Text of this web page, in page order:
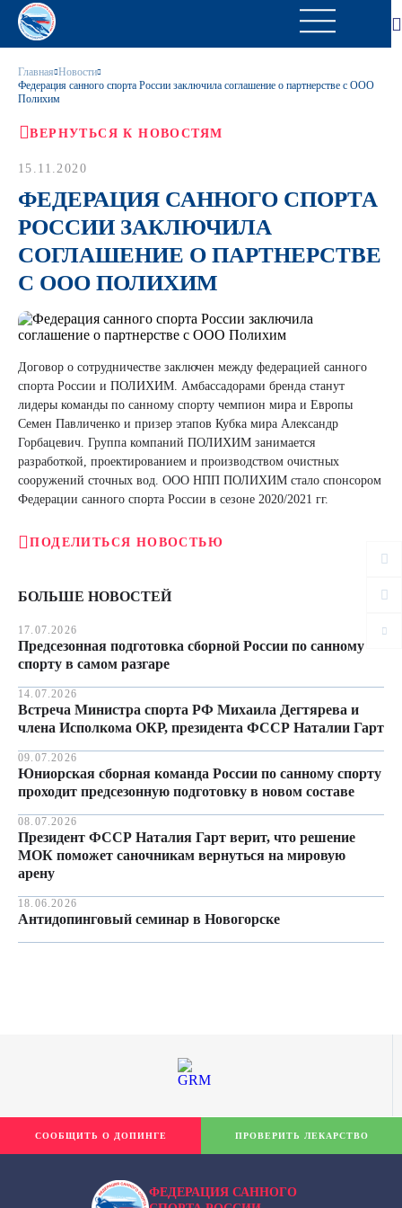
Главная Новости
Федерация санного спорта России заключила соглашение о партнерстве с ООО
Полихим
ВЕРНУТЬСЯ К НОВОСТЯМ
15.11.2020
ФЕДЕРАЦИЯ САННОГО СПОРТА
РОССИИ ЗАКЛЮЧИЛА
СОГЛАШЕНИЕ О ПАРТНЕРСТВЕ
С ООО ПОЛИХИМ
Договор о сотрудничестве заключен между федерацией санного
спорта России и ПОЛИХИМ. Амбассадорами бренда станут
лидеры команды по санному спорту чемпион мира и Европы
Семен Павличенко и призер этапов Кубка мира Александр
Горбацевич. Группа компаний ПОЛИХИМ занимается
разработкой, проектированием и производством очистных
сооружений сточных вод. ООО НПП ПОЛИХИМ стало спонсором
Федерации санного спорта России в сезоне 2020/2021 гг.
ПОДЕЛИТЬСЯ НОВОСТЬЮ
БОЛЬШЕ НОВОСТЕЙ
17.07.2026
Предсезонная подготовка сборной России по санному
спорту в самом разгаре
14.07.2026
Встреча Министра спорта РФ Михаила Дегтярева и
члена Исполкома ОКР, президента ФССР Наталии Гарт
09.07.2026
Юниорская сборная команда России по санному спорту
проходит предсезонную подготовку в новом составе
08.07.2026
Президент ФССР Наталия Гарт верит, что решение
МОК поможет саночникам вернуться на мировую
арену
18.06.2026
Антидопинговый семинар в Новогорске
ФЕДЕРАЦИЯ САННОГО
СООБЩИТЬ О ДОПИНГЕ ПРОВЕРИТЬ ЛЕКАРСТВО